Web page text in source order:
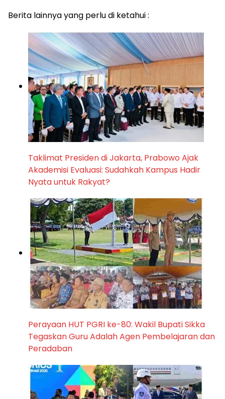
Berita lainnya yang perlu di ketahui :
Taklimat Presiden di Jakarta, Prabowo Ajak
Akademisi Evaluasi: Sudahkah Kampus Hadir
Nyata untuk Rakyat?
Perayaan HUT PGRI ke-80: Wakil Bupati Sikka
Tegaskan Guru Adalah Agen Pembelajaran dan
Peradaban